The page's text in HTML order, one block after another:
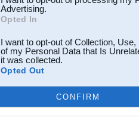
Advertising.
Opted In
I want to opt-out of Collection,
of my Personal Data that Is
it was collected.
Opted Out
CONFIRM